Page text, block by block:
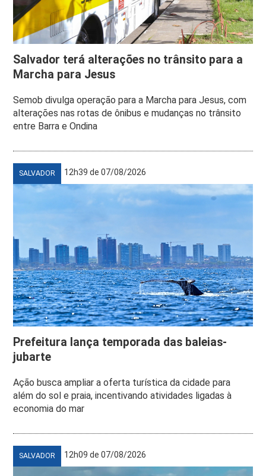
Salvador terá alterações no trânsito para a
Marcha para Jesus
Semob divulga operação para a Marcha para Jesus, com
alterações nas rotas de ônibus e mudanças no trânsito
entre Barra e Ondina
SALVADOR 12h39 de 07/08/2026
Prefeitura lança temporada das baleias-
jubarte
Ação busca ampliar a oferta turística da cidade para
além do sol e praia, incentivando atividades ligadas à
economia do mar
SALVADOR 12h09 de 07/08/2026